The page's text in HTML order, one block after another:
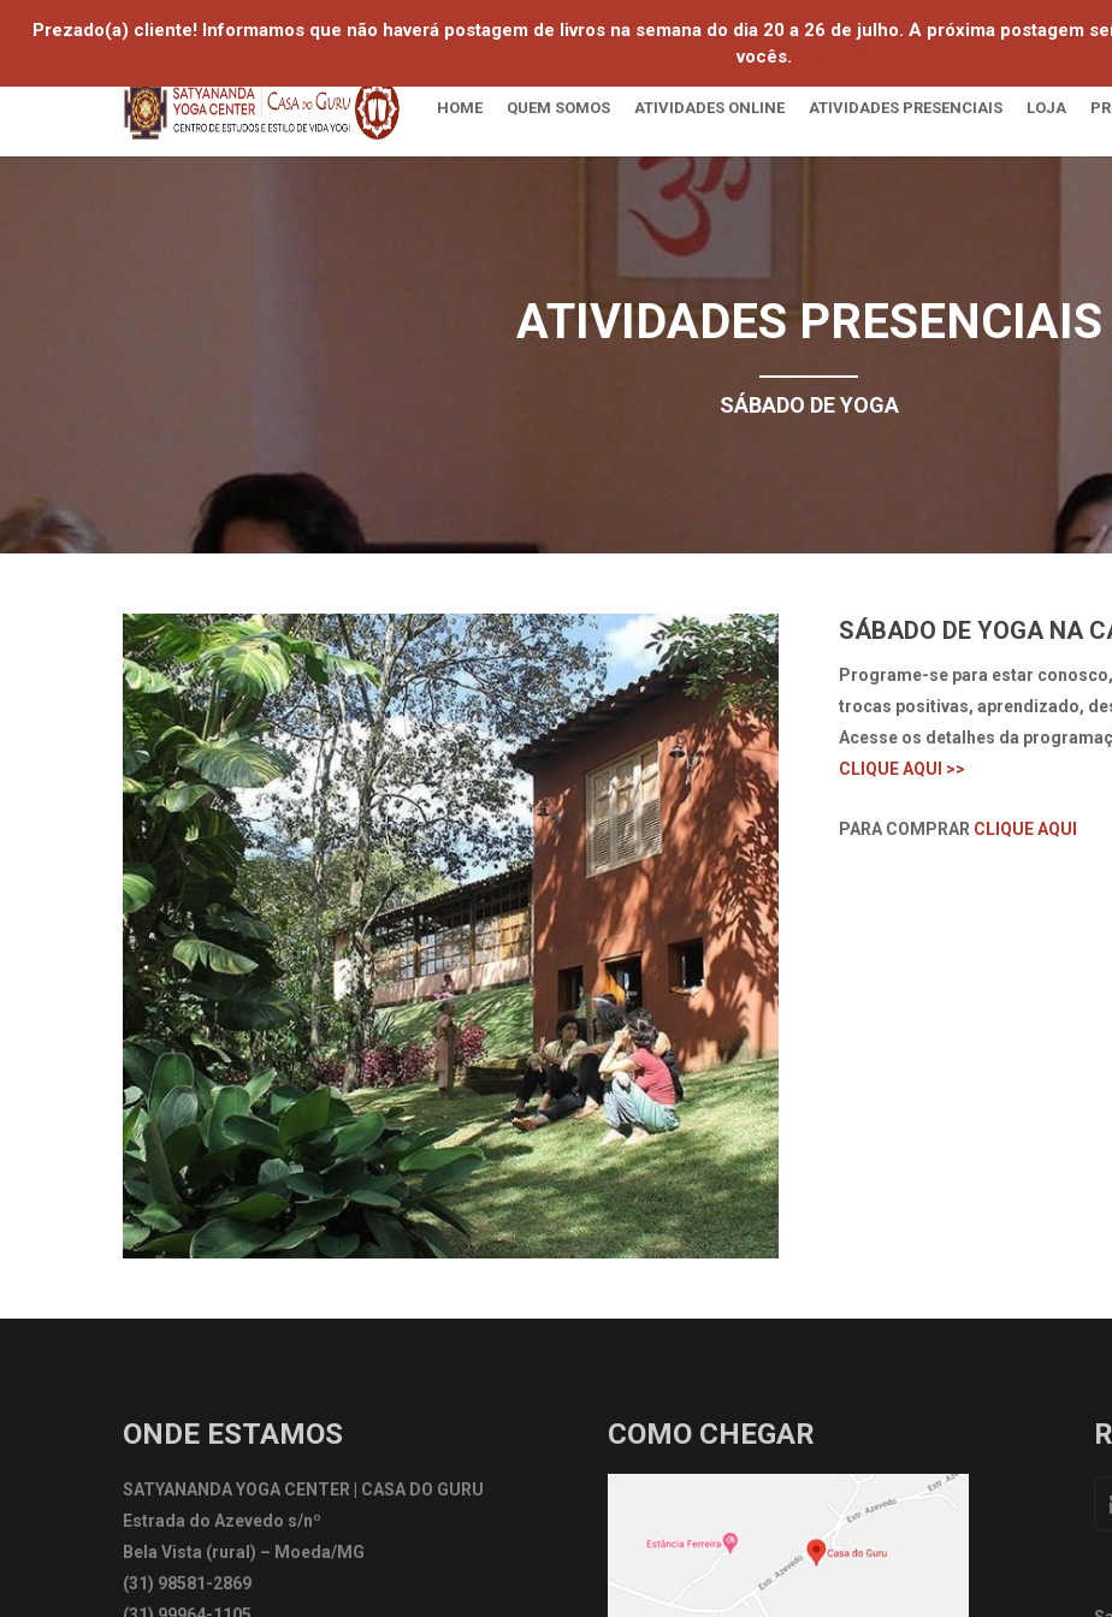
HOME QUEM SOMOS ATIVIDADES ONLINE ATIVIDADES PRESENCIAIS LOJA
ATIVIDADES PRESENCIAIS
SÁBADO DE YOGA
SÁBADO DE YOGA NA
Programe-se para estar
trocas positivas, aprendizado,
Acesse os detalhes da
CLIQUE AQUI >>
PARA COMPRAR CLIQUE AQUI
ONDE ESTAMOS
SATYANANDA YOGA CENTER | CASA DO GURU
Estrada do Azevedo s/nº
Bela Vista (rural) – Moeda/MG
(31) 98581-2869
COMO CHEGAR
Prezado(a) cliente! Informamos que não haverá postagem de livros na semana do dia 20 a 26 de julho. A próxima postagem
vocês.